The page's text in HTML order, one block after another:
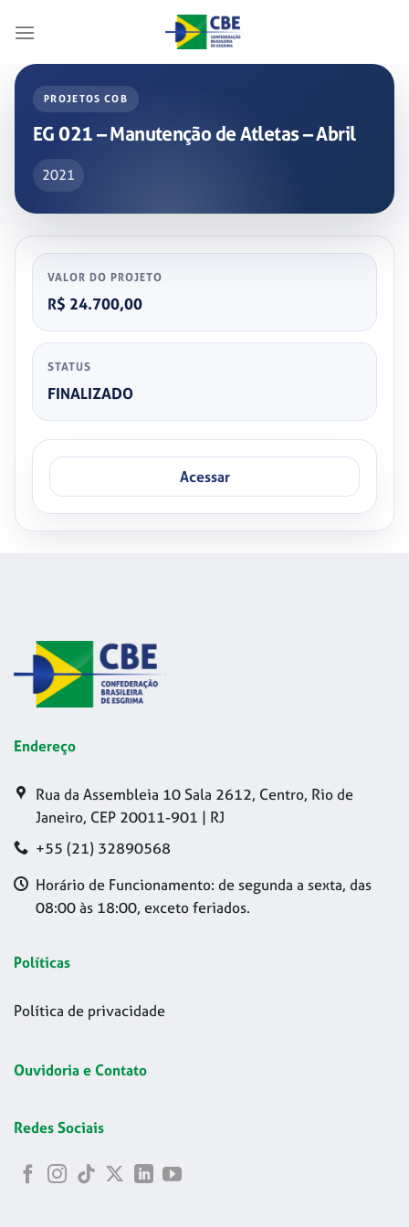
PROJETOS COB
EG 021 – Manutenção de Atletas – Abril
2021
VALOR DO PROJETO
R$ 24.700,00
STATUS
FINALIZADO
Acessar
Endereço
Rua da Assembleia 10 Sala 2612, Centro, Rio de
Janeiro, CEP 20011-901 | RJ
+55 (21) 32890568
Horário de Funcionamento: de segunda a sexta, das
08:00 às 18:00, exceto feriados.
Políticas
Política de privacidade
Ouvidoria e Contato
Redes Sociais